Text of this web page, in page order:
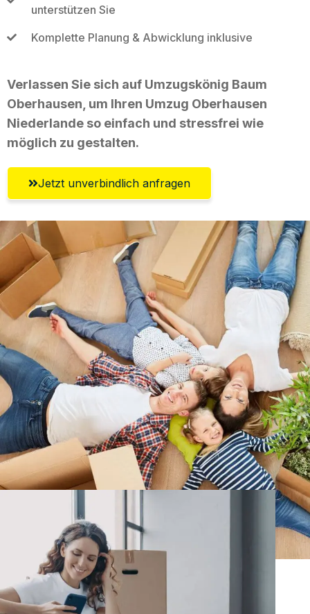
unterstützen Sie
Komplette Planung & Abwicklung inklusive
Verlassen Sie sich auf Umzugskönig Baum
Oberhausen, um Ihren Umzug Oberhausen
Niederlande so einfach und stressfrei wie
möglich zu gestalten.
Jetzt unverbindlich anfragen